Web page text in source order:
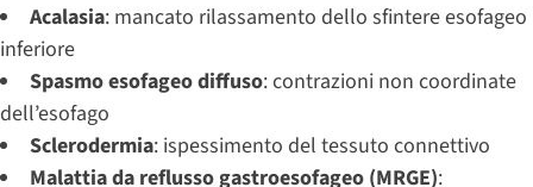
Acalasia: mancato rilassamento dello sfintere esofageo
inferiore
Spasmo esofageo diffuso: contrazioni non coordinate
dell’esofago
Sclerodermia: ispessimento del tessuto connettivo
Malattia da reflusso gastroesofageo (MRGE):